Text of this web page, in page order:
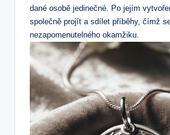
dané osobě jedinečné. Po jejím
společně projít a sdílet příběhy, čímž
nezapomenutelného okamžiku.